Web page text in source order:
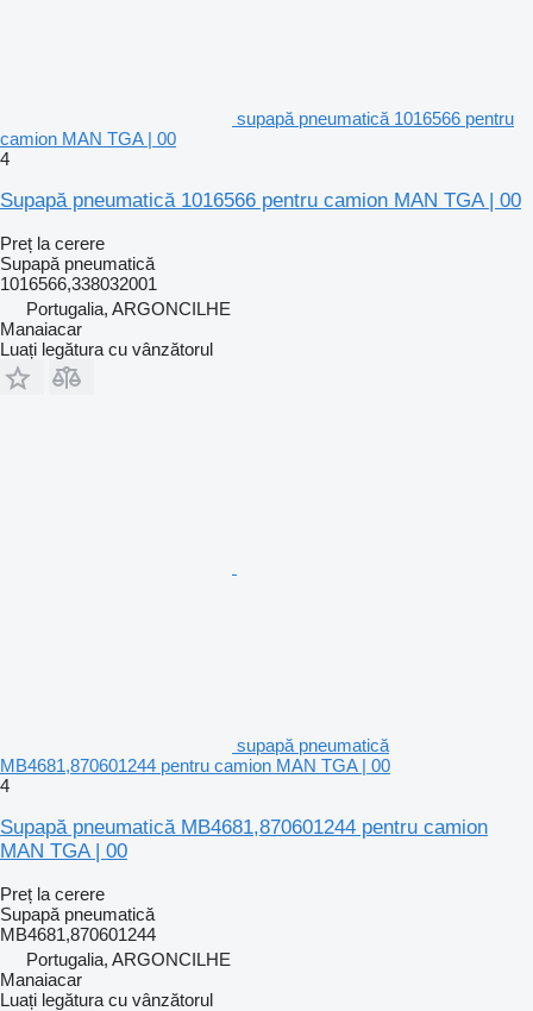
supapă pneumatică 1016566 pentru
camion MAN TGA | 00
4
Supapă pneumatică 1016566 pentru camion MAN TGA | 00
Preț la cerere
Supapă pneumatică
1016566,338032001
Portugalia, ARGONCILHE
Manaiacar
Luați legătura cu vânzătorul
supapă pneumatică
MB4681,870601244 pentru camion MAN TGA | 00
4
Supapă pneumatică MB4681,870601244 pentru camion
MAN TGA | 00
Preț la cerere
Supapă pneumatică
MB4681,870601244
Portugalia, ARGONCILHE
Manaiacar
Luați legătura cu vânzătorul